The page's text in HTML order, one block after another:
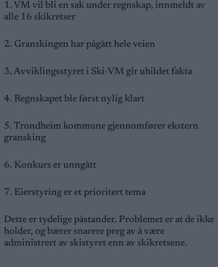
1. VM vil bli en sak under regnskap, innmeldt av
alle 16 skikretser
2. Granskingen har pågått hele veien
3. Avviklingsstyret i Ski-VM gir uhildet fakta
4. Regnskapet ble først nylig klart
5. Trondheim kommune gjennomfører ekstern
gransking
6. Konkurs er unngått
7. Eierstyring er et prioritert tema
Dette er tydelige påstander. Problemet er at de ikke
holder, og bærer snarere preg av å være
administrert av skistyret enn av skikretsene.